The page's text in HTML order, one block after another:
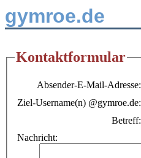
gymroe.de
Kontaktformular
Absender-E-Mail-Adresse:
Ziel-Username(n) @gymroe.de:
Betreff:
Nachricht: